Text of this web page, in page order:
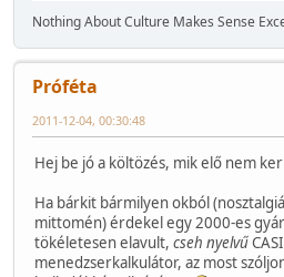
Nothing About Culture Makes Sense
Próféta
2011-12-04, 00:30:48
Hej be jó a költözés, mik elő nem
Ha bárkit bármilyen okból
mittomén) érdekel egy 2000-es
tökéletesen elavult, cseh nyelvű
menedzserkalkulátor, az most